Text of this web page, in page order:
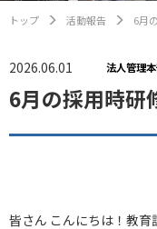
トップ 活動報告 6月
2026.06.01 法人管理
6月の採用時研
皆さん こんにちは！教育